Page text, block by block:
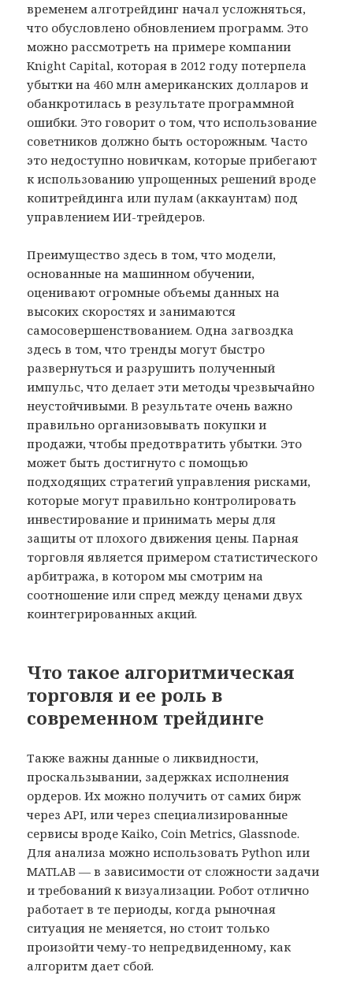
временем алготрейдинг начал усложняться,
что обусловлено обновлением программ. Это
можно рассмотреть на примере компании
Knight Capital, которая в 2012 году потерпела
убытки на 460 млн американских долларов и
обанкротилась в результате программной
ошибки. Это говорит о том, что использование
советников должно быть осторожным. Часто
это недоступно новичкам, которые прибегают
к использованию упрощенных решений вроде
копитрейдинга или пулам (аккаунтам) под
управлением ИИ-трейдеров.
Преимущество здесь в том, что модели,
основанные на машинном обучении,
оценивают огромные объемы данных на
высоких скоростях и занимаются
самосовершенствованием. Одна загвоздка
здесь в том, что тренды могут быстро
развернуться и разрушить полученный
импульс, что делает эти методы чрезвычайно
неустойчивыми. В результате очень важно
правильно организовывать покупки и
продажи, чтобы предотвратить убытки. Это
может быть достигнуто с помощью
подходящих стратегий управления рисками,
которые могут правильно контролировать
инвестирование и принимать меры для
защиты от плохого движения цены. Парная
торговля является примером статистического
арбитража, в котором мы смотрим на
соотношение или спред между ценами двух
коинтегрированных акций.
Что такое алгоритмическая
торговля и ее роль в
современном трейдинге
Также важны данные о ликвидности,
проскальзывании, задержках исполнения
ордеров. Их можно получить от самих бирж
через API, или через специализированные
сервисы вроде Kaiko, Coin Metrics, Glassnode.
Для анализа можно использовать Python или
MATLAB — в зависимости от сложности задачи
и требований к визуализации. Робот отлично
работает в те периоды, когда рыночная
ситуация не меняется, но стоит только
произойти чему-то непредвиденному, как
алгоритм дает сбой.